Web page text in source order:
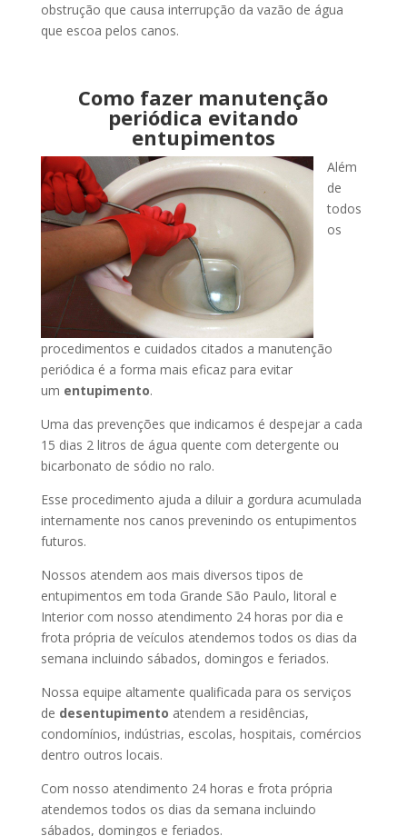
obstrução que causa interrupção da vazão de água
que escoa pelos canos.
Como fazer manutenção
periódica evitando
entupimentos
Além
de
todos
os
procedimentos e cuidados citados a manutenção
periódica é a forma mais eficaz para evitar
um entupimento.
Uma das prevenções que indicamos é despejar a cada
15 dias 2 litros de água quente com detergente ou
bicarbonato de sódio no ralo.
Esse procedimento ajuda a diluir a gordura acumulada
internamente nos canos prevenindo os entupimentos
futuros.
Nossos atendem aos mais diversos tipos de
entupimentos em toda Grande São Paulo, litoral e
Interior com nosso atendimento 24 horas por dia e
frota própria de veículos atendemos todos os dias da
semana incluindo sábados, domingos e feriados.
Nossa equipe altamente qualificada para os serviços
de desentupimento atendem a residências,
condomínios, indústrias, escolas, hospitais, comércios
dentro outros locais.
Com nosso atendimento 24 horas e frota própria
atendemos todos os dias da semana incluindo
sábados, domingos e feriados.